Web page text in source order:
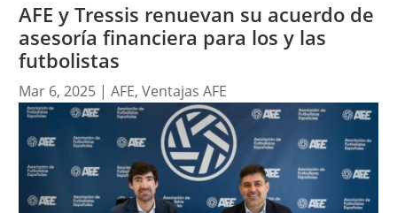
AFE y Tressis renuevan su acuerdo de
asesoría financiera para los y las
futbolistas
Mar 6, 2025| AFE, Ventajas AFE